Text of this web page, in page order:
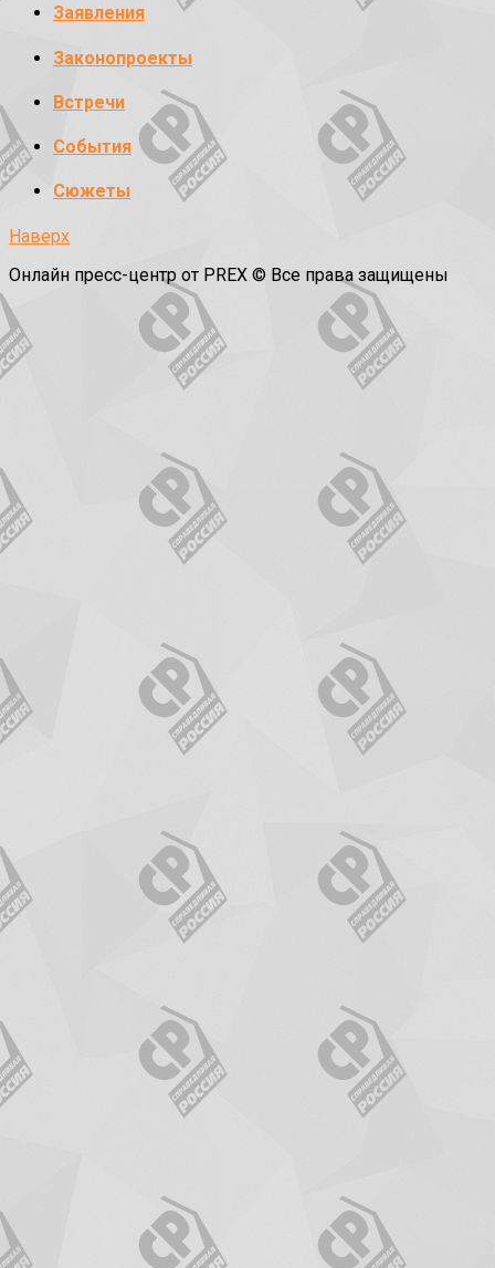
Заявления
Законопроекты
Встречи
События
Сюжеты
Наверх
Онлайн пресс-центр от PREX © Все права защищены